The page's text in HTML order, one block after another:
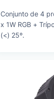
Conjunto de 4
x 1W RGB +
(<) 25º.